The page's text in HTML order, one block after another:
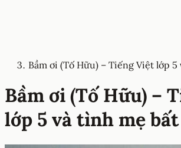
Bầm ơi (Tố Hữu) – Tiếng Việt lớp
Bầm ơi (Tố Hữu) –
lớp 5 và tình mẹ